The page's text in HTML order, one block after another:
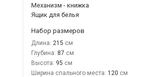
Механизм - книжка
Ящик для белья
Набор размеров
Длина: 215
Глубина: 87
Высота: 95
Ширина спального места: 120